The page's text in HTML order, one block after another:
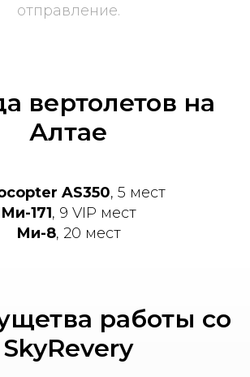
отправление.
вертолетов на
Алтае
AS350, 5 мест
Ми-171, 9 VIP мест
Ми-8, 20 мест
работы со
SkyRevery